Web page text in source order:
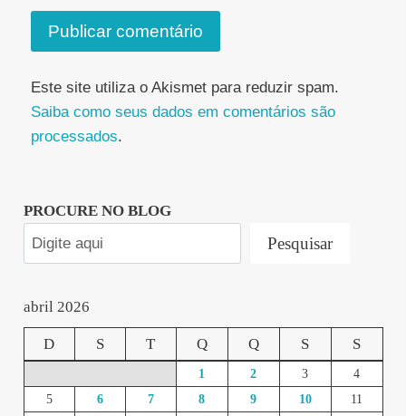
Este site utiliza o Akismet para reduzir spam.
Saiba como seus dados em comentários são
processados.
PROCURE NO BLOG
Pesquisar
abril 2026
D S T Q Q S S
1 2 3
4
5
6 7 8 9 10
11